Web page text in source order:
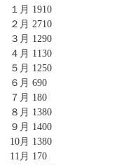
１月 1910
２月 2710
３月 1290
４月 1130
５月 1250
６月 690
７月 180
８月 1380
９月 1400
10月 1380
11月 170